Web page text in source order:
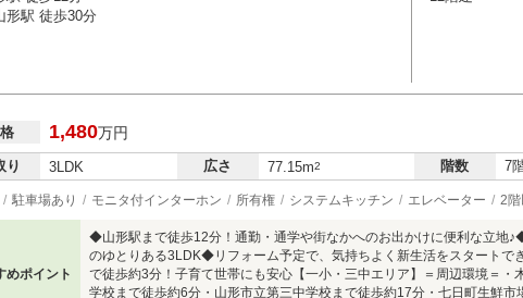
形駅 徒歩30分
1,480万円
り 3LDK 広さ 77.15m2 階数 7
駐車場あり モニタ付インターホン 所有権 システムキッチン エレベーター 2階
めポイント
◆山形駅まで徒歩12分！通勤・通学や街なかへのお出かけに便利な立地
のゆとりある3LDK◆リフォーム予定で、気持ちよく新生活をスタートで
で徒歩約3分！子育て世帯にも安心【一小・三中エリア】＝周辺環境＝
学校まで徒歩約6分・山形市立第三中学校まで徒歩約17分・七日町生鮮